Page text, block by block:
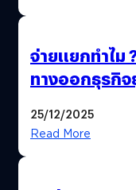
จ่ายแยกทำไม
ทางออกธุรกิจ
25/12/2025
Read More